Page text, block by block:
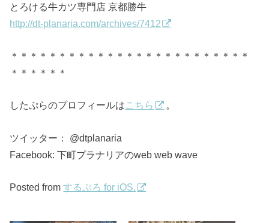
とろける牛カツ専門店 京都勝牛
http://dt-planaria.com/archives/7412
＊＊＊＊＊＊＊＊＊＊＊＊＊＊＊＊＊＊＊＊＊＊＊＊＊
＊＊＊＊＊＊
したぷらのプロフィールはこちら 。
ツイッター： @dtplanaria
Facebook: 下町プラナリアのweb web wave
Posted fromするぷろ for iOS.